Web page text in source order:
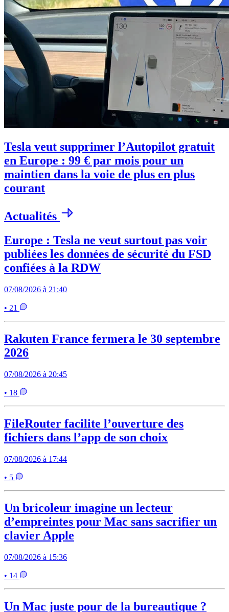
Tesla veut supprimer l’Autopilot gratuit
en Europe : 99 € par mois pour un
maintien dans la voie de plus en plus
courant
Actualités
Europe : Tesla ne veut surtout pas voir
publiées les données de sécurité du FSD
confiées à la RDW
07/08/2026 à 21:40
• 21
Rakuten France fermera le 30 septembre
2026
07/08/2026 à 20:45
• 18
FileRouter facilite l’ouverture des
fichiers dans l’app de son choix
07/08/2026 à 17:44
• 5
Un bricoleur imagine un lecteur
d’empreintes pour Mac sans sacrifier un
clavier Apple
07/08/2026 à 15:36
• 14
Un Mac juste pour de la bureautique ?